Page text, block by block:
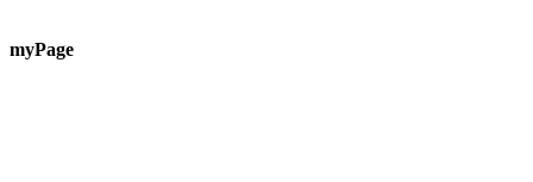
myPage